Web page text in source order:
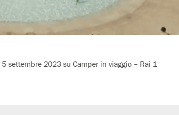
settembre 2023 su Camper in viaggio – Rai 1